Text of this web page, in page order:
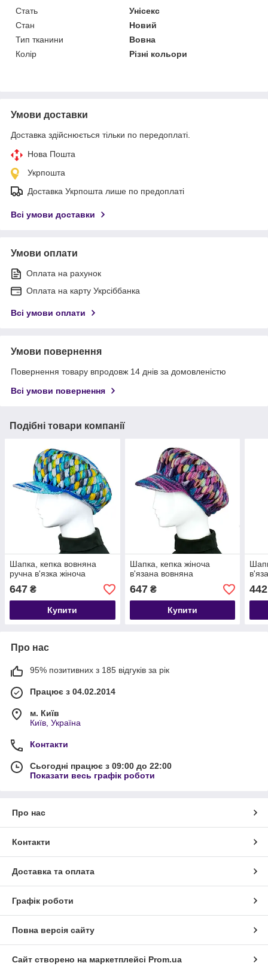
Стать
Унісекс
Стан
Новий
Тип тканини
Вовна
Колір
Різні кольори
Умови доставки
Доставка здійснюється тільки по передоплаті.
Нова Пошта
Укрпошта
Доставка Укрпошта лише по предоплаті
Всі умови доставки
Умови оплати
Оплата на рахунок
Оплата на карту Укрсіббанка
Всі умови оплати
Умови повернення
Повернення товару впродовж 14 днів за домовленістю
Всі умови повернення
Подібні товари компанії
Шапка, кепка вовняна
ручна в'язка жіноча
647 ₴
Купити
Шапка, кепка жіноча
в'язана вовняна
647₴
Купити
442
Про нас
95% позитивних з 185 відгуків за рік
Працює з 04.02.2014
м. Київ
Київ, Україна
Контакти
Сьогодні працює з 09:00 до 22:00
Показати весь графік роботи
Про нас
Контакти
Доставка та оплата
Графік роботи
Повна версія сайту
Сайт створено на маркетплейсі Prom.ua